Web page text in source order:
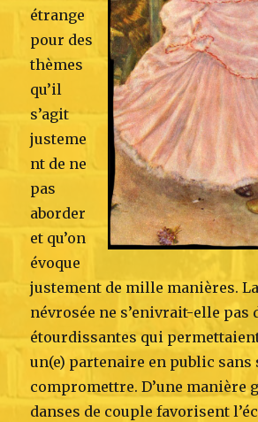
étrange
pour des
thèmes
qu’il
s’agit
justeme
nt de ne
pas
aborder
et qu’on
évoque
justement de mille manières.
névrosée ne s’enivrait-elle pas
étourdissantes qui
un(e) partenaire en public sans
compromettre. D’une manière
danses de couple favorisent